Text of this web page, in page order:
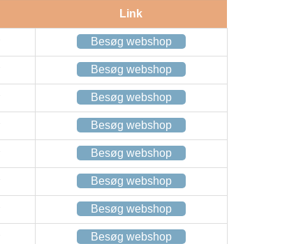
Link
Besøg webshop
Besøg webshop
Besøg webshop
Besøg webshop
Besøg webshop
Besøg webshop
Besøg webshop
Besøg webshop